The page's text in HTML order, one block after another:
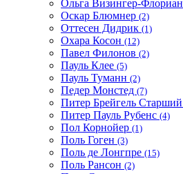
Ольга Визингер-Флориан
Оскар Блюмнер (2)
Оттесен Дидрик (1)
Охара Косон (12)
Павел Филонов (2)
Пауль Клее (5)
Пауль Туманн (2)
Педер Монстед (7)
Питер Брейгель Старший
Питер Пауль Рубенс (4)
Пол Корнойер (1)
Поль Гоген (3)
Поль де Лонгпре (15)
Поль Рансон (2)